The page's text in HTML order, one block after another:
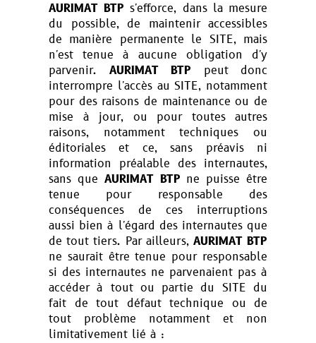
AURIMAT BTP s'efforce, dans la mesure
du possible, de maintenir accessibles
de manière permanente le SITE, mais
n'est tenue à aucune obligation d'y
parvenir. AURIMAT BTP peut donc
interrompre l'accès au SITE, notamment
pour des raisons de maintenance ou de
mise à jour, ou pour toutes autres
raisons, notamment techniques ou
éditoriales et ce, sans préavis ni
information préalable des internautes,
sans que AURIMAT BTP ne puisse être
tenue pour responsable des
conséquences de ces interruptions
aussi bien à l'égard des internautes que
de tout tiers. Par ailleurs, AURIMAT BTP
ne saurait être tenue pour responsable
si des internautes ne parvenaient pas à
accéder à tout ou partie du SITE du
fait de tout défaut technique ou de
tout problème notamment et non
limitativement lié à :